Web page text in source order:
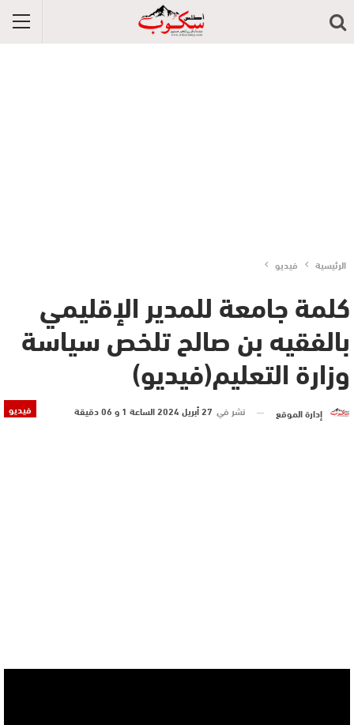
الرئيسية فيديو
كلمة جامعة للمدير الإقليمي
بالفقيه بن صالح تلخص سياسة
وزارة التعليم(فيديو)
فيديو إدارة الموقع نشر في 27 أبريل 2024 الساعة 1 و 06 دقيقة